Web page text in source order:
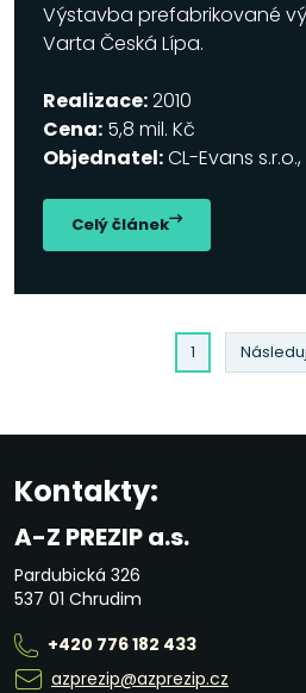
Výstavba prefabrikované
Varta Česká Lípa.
Realizace:2010
Cena: 5,8 mil. Kč
Objednatel:CL-Evans
Celý článek
1
Kontakty:
A-Z PREZIP a.s.
Pardubická 326
537 01 Chrudim
+420 776 182 433
azprezip@azprezip.cz